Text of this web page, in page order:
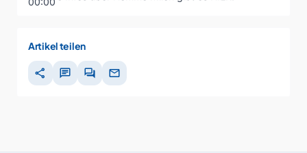
Artikel teilen
share chat forum mail